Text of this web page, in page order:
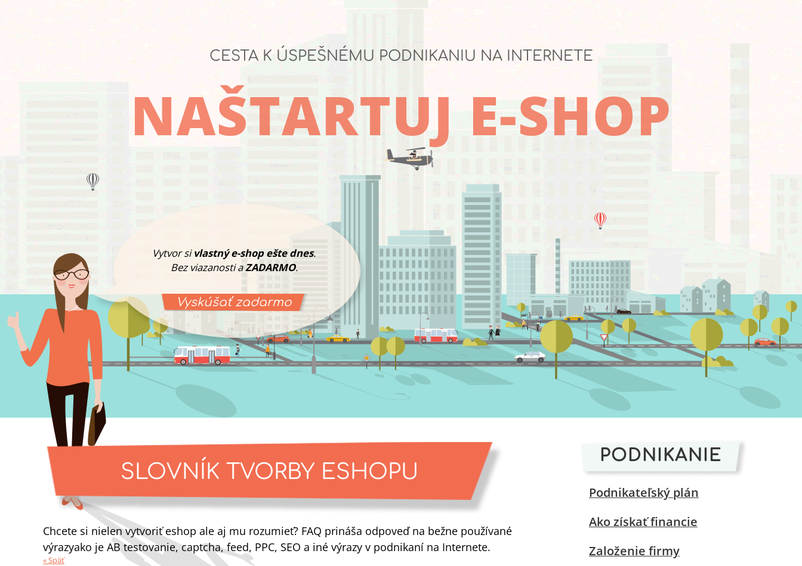
CESTA K ÚSPEŠNÉMU PODNIKANIU NA INTERNETE
NAŠTARTUJ E-SHOP
Vytvor sivlastný e-shop ešte dnes.
Bez viazanosti aZADARMO.
Vyskúšať zadarmo
PODNIKANIE
Podnikateľský plán
Ako získať financie
Založenie firmy
SLOVNÍK TVORBY ESHOPU
Chcete si nielen vytvoriť eshop ale aj mu rozumieť? FAQ prináša odpoveď na bežne používané
výrazyako je AB testovanie, captcha, feed, PPC, SEO a iné výrazy v podnikaní na Internete.
« Späť